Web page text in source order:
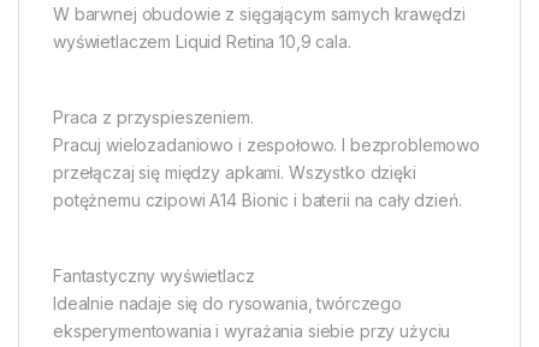
W barwnej obudowie z sięgającym samych krawędzi
wyświetlaczem Liquid Retina 10,9 cala.
Praca z przyspie­szeniem.
Pracuj wielozadaniowo i zespołowo. I bezproblemowo
przełączaj się między apkami. Wszystko dzięki
potężnemu czipowi A14 Bionic i baterii na cały dzień.
Fantastyczny wyświetlacz
Idealnie nadaje się do rysowania, twórczego
eksperymentowania i wyrażania siebie przy użyciu